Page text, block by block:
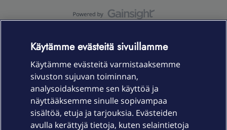
Laitteet & liittymät
Palvelut
Käytämme evästeitä sivuillamme
Käytämme evästeitä varmistaaksemme
sivuston sujuvan toiminnan,
analysoidaksemme sen käyttöä ja
näyttääksemme sinulle sopivampaa
sisältöä, etuja ja tarjouksia. Evästeiden
avulla kerättyjä tietoja, kuten selaintietoja